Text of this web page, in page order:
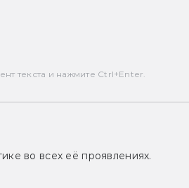
текста и нажмите Ctrl+Enter.
во всех её проявлениях.